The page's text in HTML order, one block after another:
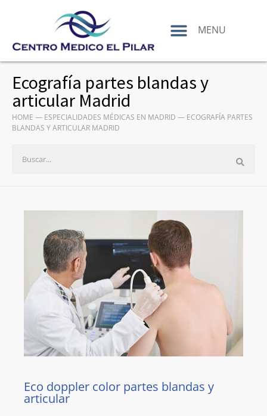
MENU
Ecografía partes blandas y
articular Madrid
HOME — ESPECIALIDADES MÉDICAS EN MADRID — ECOGRAFÍA PARTES
BLANDAS Y ARTICULAR MADRID
Eco doppler color partes blandas y
articular